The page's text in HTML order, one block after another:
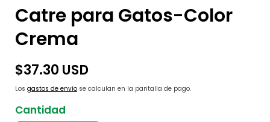
Catre para Gatos-Color
Crema
Precio
habitual
$37.30 USD
Los gastos de envío se calculan en la pantalla de pago.
Cantidad